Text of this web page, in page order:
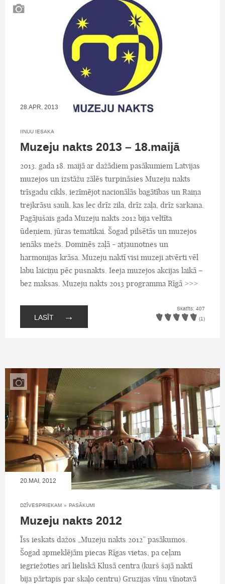
28.APR, 2013
IINUU IESAKA
Muzeju nakts 2013 – 18.maijā
2013. gada 18. maijā ar dažādiem pasākumiem Latvijas
muzejos un izstāžu zālēs turpināsies Muzeju nakts
trīsgadu cikls, iezīmējot nacionālās bagātības un Raiņa
trejkrāsu sauli, kas lec drīz zila, drīz zaļa, drīz sarkana.
Pagājušais gada Muzeju nakts 2012 bija veltīta
ūdeņiem, jūras tematikai. Šogad pilsētās un muzejos
ienāks mežs. Dominēs zaļā - atjaunotnes un
harmonijas krāsa. Muzeju naktī visi muzeji atvērti vēl
labu laiciņu pēc pusnakts. Ieeja muzejos akcijas laikā –
bez maksas. Muzeju nakts 2013 programma Rīgā >>>
LASĪT →
Skatīts: 407
(1)
20.MAI, 2012
DZĪVESPRIEKAM » PASĀKUMI
Muzeju nakts 2012
Īss ieskats dažos „Muzeju nakts 2012” pasākumos.
Šogad apmeklējām piecas Rīgas vietas, pa ceļam
iegriežoties arī lieliskā Klusā centra (kurš šajā naktī
bija pārtapis par skaļo centru) Gruzijas vīnu vīnotavā